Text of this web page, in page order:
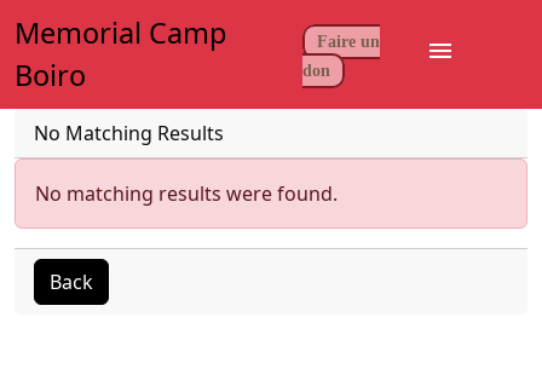
Memorial Camp
Boiro
Faire un
don
menu
No Matching Results
No matching results were found.
Back